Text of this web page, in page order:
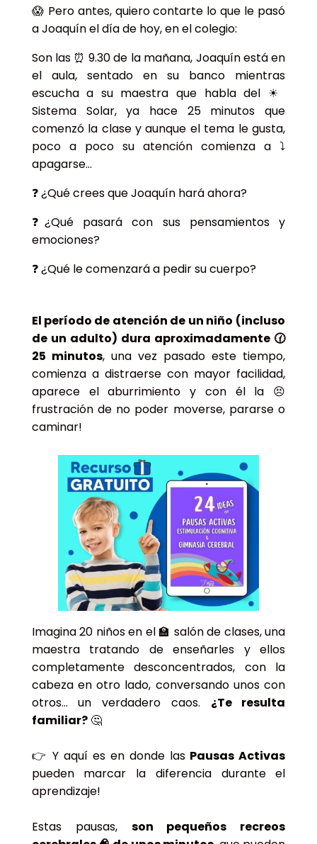
😱 Pero antes, quiero contarte lo que le pasó
a Joaquín el día de hoy, en el colegio:
Son las ⏰ 9.30 de la mañana, Joaquín está en
el aula, sentado en su banco mientras
escucha a su maestra que habla del ☀
Sistema Solar, ya hace 25 minutos que
comenzó la clase y aunque el tema le gusta,
poco a poco su atención comienza a ⤵️
apagarse…
❓ ¿Qué crees que Joaquín hará ahora?
❓¿Qué pasará con sus pensamientos y
emociones?
❓ ¿Qué le comenzará a pedir su cuerpo?
El período de atención de un niño (incluso
de un adulto) dura aproximadamente 🕜
25 minutos, una vez pasado este tiempo,
comienza a distraerse con mayor facilidad,
aparece el aburrimiento y con él la 😣
frustración de no poder moverse, pararse o
caminar!
Imagina 20 niños en el 🏫 salón de clases, una
maestra tratando de enseñarles y ellos
completamente desconcentrados, con la
cabeza en otro lado, conversando unos con
otros… un verdadero caos. ¿Te resulta
familiar?🤔
👉 Y aquí es en donde las Pausas Activas
pueden marcar la diferencia durante el
aprendizaje!
Estas pausas, son pequeños recreos